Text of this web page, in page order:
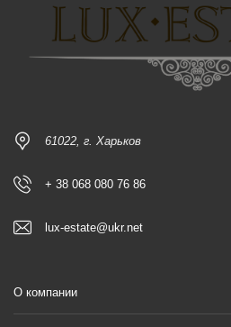
61022, г. Харьков
+ 38 068 080 76 86
lux-estate@ukr.net
О компании